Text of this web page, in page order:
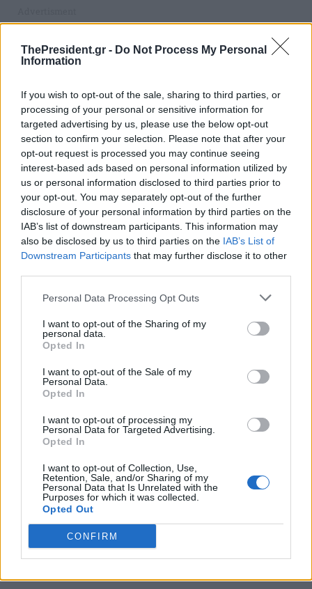
ThePresident.gr - Do Not Process My Personal
Information
If you wish to opt-out of the sale, sharing to third parties, or
processing of your personal or sensitive information for
targeted advertising by us, please use the below opt-out
section to confirm your selection. Please note that after your
opt-out request is processed you may continue seeing
interest-based ads based on personal information utilized by
us or personal information disclosed to third parties prior to
your opt-out. You may separately opt-out of the further
disclosure of your personal information by third parties on the
IAB’s list of downstream participants. This information may
also be disclosed by us to third parties on the IAB’s List of
Downstream Participants that may further disclose it to other
Personal Data Processing Opt Outs
I want to opt-out of the Sharing of my
personal data.
Opted In
I want to opt-out of the Sale of my
Personal Data.
Opted In
I want to opt-out of processing my
Personal Data for Targeted Advertising.
Opted In
I want to opt-out of Collection, Use,
Retention, Sale, and/or Sharing of my
Personal Data that Is Unrelated with the
Purposes for which it was collected.
Opted Out
CONFIRM
Για πληροφορίες και ανακοινώσεις σχετικά με
την επικρατούσα κατάσταση και τη βατότητα
του οδικού δικτύου λόγω εισροής πλημμυρικών
υδάτων σε αυτό ή λόγω χιονοπτώσεων και
παγετού, οι πολίτες μπορούν να επισκεφθούν
την ιστοσελίδα της ΕΛ.ΑΣ. www.astynomia.gr.